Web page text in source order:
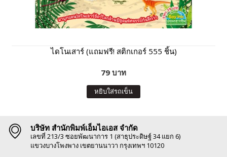
ไดโนเสาร์ (แถมฟรี! สติกเกอร์ 555 ชิ้น)
79 บาท
หยิบใส่รถเข็น
บริษัท สำนักพิมพ์เอ็มไอเอส จำกัด
เลขที่ 213/3 ซอยพัฒนาการ 1 (สาธุประดิษฐ์ 34 แยก 6)
แขวงบางโพงพาง เขตยานนาวา กรุงเทพฯ 10120